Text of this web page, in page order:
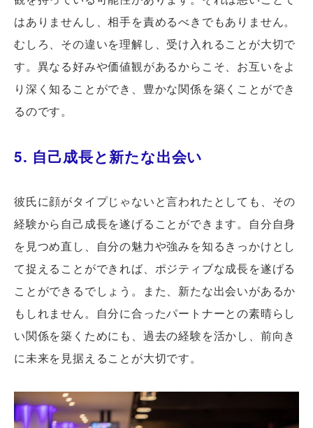
はありませんし、相手を責めるべきでもありません。
むしろ、その違いを理解し、受け入れることが大切で
す。異なる好みや価値観があるからこそ、お互いをよ
り深く知ることができ、豊かな関係を築くことができ
るのです。
5. 自己成長と新たな出会い
彼氏に顔がタイプじゃないと言われたとしても、その
経験から自己成長を遂げることができます。自分自身
を見つめ直し、自分の魅力や強みを知るきっかけとし
て捉えることができれば、ポジティブな成長を遂げる
ことができるでしょう。また、新たな出会いがあるか
もしれません。自分に合ったパートナーとの素晴らし
い関係を築くためにも、過去の経験を活かし、前向き
に未来を見据えることが大切です。